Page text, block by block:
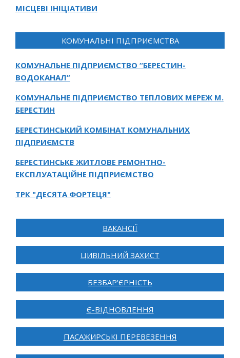
МІСЦЕВІ ІНІЦІАТИВИ
КОМУНАЛЬНІ ПІДПРИЄМСТВА
КОМУНАЛЬНЕ ПІДПРИЄМСТВО “БЕРЕСТИН-
ВОДОКАНАЛ”
КОМУНАЛЬНЕ ПІДПРИЄМСТВО ТЕПЛОВИХ МЕРЕЖ М.
БЕРЕСТИН
БЕРЕСТИНСЬКИЙ КОМБІНАТ КОМУНАЛЬНИХ
ПІДПРИЄМСТВ
БЕРЕСТИНСЬКЕ ЖИТЛОВЕ РЕМОНТНО-
ЕКСПЛУАТАЦІЙНЕ ПІДПРИЄМСТВО
ТРК "ДЕСЯТА ФОРТЕЦЯ"
ВАКАНСІЇ
ЦИВІЛЬНИЙ ЗАХИСТ
БЕЗБАР'ЄРНІСТЬ
Є-ВІДНОВЛЕННЯ
ПАСАЖИРСЬКІ ПЕРЕВЕЗЕННЯ